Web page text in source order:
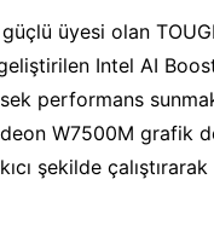
üyesi olan
Intel AI
performans
W7500M grafik
şekilde